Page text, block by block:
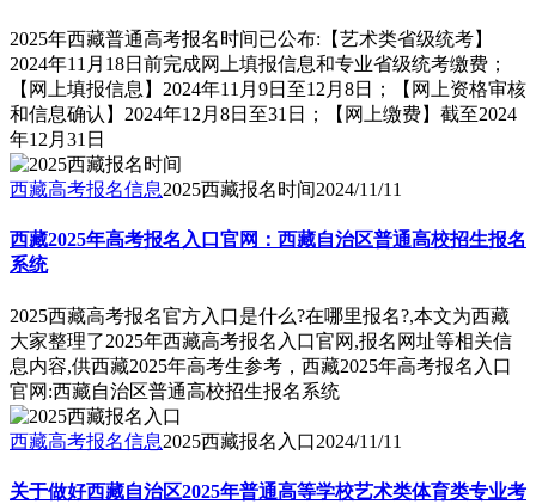
2025年西藏普通高考报名时间已公布:【艺术类省级统考】
2024年11月18日前完成网上填报信息和专业省级统考缴费；
【网上填报信息】2024年11月9日至12月8日；【网上资格审核
和信息确认】2024年12月8日至31日；【网上缴费】截至2024
年12月31日
西藏高考报名信息2025西藏报名时间2024/11/11
西藏2025年高考报名入口官网：西藏自治区普通高校招生报名
系统
2025西藏高考报名官方入口是什么?在哪里报名?,本文为西藏
大家整理了2025年西藏高考报名入口官网,报名网址等相关信
息内容,供西藏2025年高考生参考，西藏2025年高考报名入口
官网:西藏自治区普通高校招生报名系统
西藏高考报名信息2025西藏报名入口2024/11/11
关于做好西藏自治区2025年普通高等学校艺术类体育类专业考